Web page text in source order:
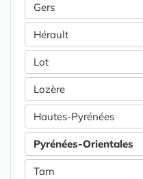
Gers
Hérault
Lot
Lozère
Hautes-Pyrénées
Pyrénées-Orientales
Tarn